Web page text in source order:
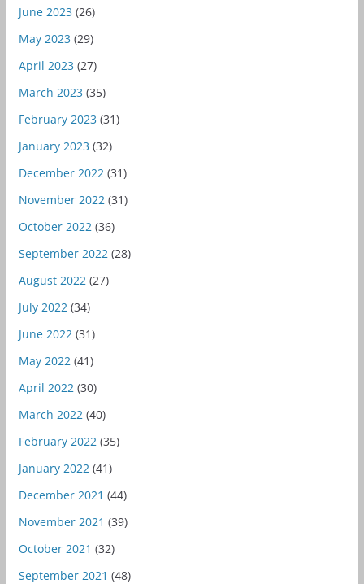
June 2023 (26)
May 2023 (29)
April 2023 (27)
March 2023 (35)
February 2023 (31)
January 2023 (32)
December 2022 (31)
November 2022 (31)
October 2022 (36)
September 2022 (28)
August 2022 (27)
July 2022 (34)
June 2022 (31)
May 2022 (41)
April 2022 (30)
March 2022 (40)
February 2022 (35)
January 2022 (41)
December 2021 (44)
November 2021 (39)
October 2021 (32)
September 2021 (48)